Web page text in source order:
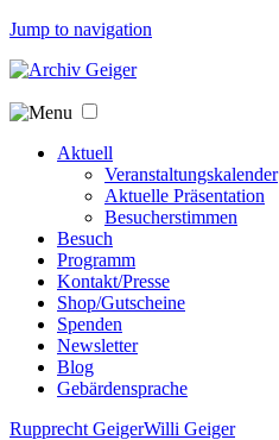
Jump to navigation
Aktuell
Veranstaltungskalender
Aktuelle Präsentation
Besucherstimmen
Besuch
Programm
Kontakt/Presse
Shop/Gutscheine
Spenden
Newsletter
Blog
Gebärdensprache
Rupprecht GeigerWilli Geiger